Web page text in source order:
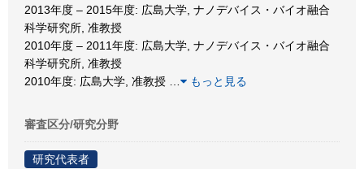
2013年度 – 2015年度: 広島大学, ナノデバイス・バイオ融合
科学研究所, 准教授
2010年度 – 2011年度: 広島大学, ナノデバイス・バイオ融合
科学研究所, 准教授
2010年度: 広島大学, 准教授
もっと見る
審査区分/研究分野
研究代表者